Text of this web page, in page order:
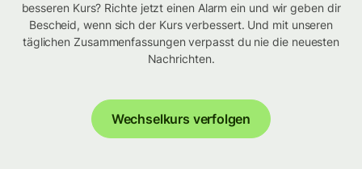
besseren Kurs? Richte jetzt einen Alarm ein und wir geben dir
Bescheid, wenn sich der Kurs verbessert. Und mit unseren
täglichen Zusammenfassungen verpasst du nie die neuesten
Nachrichten.
Wechselkurs verfolgen